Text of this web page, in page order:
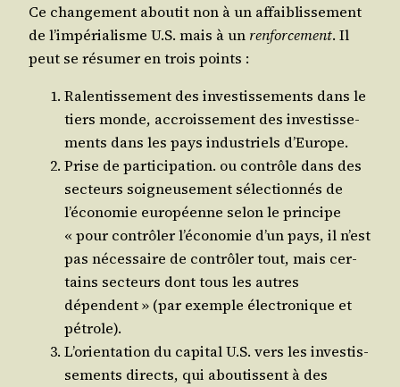
Ce chan­ge­ment abou­tit non à un affai­blis­se­ment
de l’impérialisme U.S. mais à un ren­for­ce­ment. Il
peut se résu­mer en trois points :
Ralen­tis­se­ment des inves­tis­se­ments dans le
tiers monde, accrois­se­ment des inves­tis­se­
ments dans les pays indus­triels d’Europe.
Prise de par­ti­ci­pa­tion. ou contrôle dans des
sec­teurs soi­gneu­se­ment sélec­tion­nés de
l’économie euro­péenne selon le prin­cipe
« pour contrô­ler l’économie d’un pays, il n’est
pas néces­saire de contrô­ler tout, mais cer­
tains sec­teurs dont tous les autres
dépendent » (par exemple élec­tro­nique et
pétrole).
L’orientation du capi­tal U.S. vers les inves­tis­
se­ments directs, qui abou­tissent à des